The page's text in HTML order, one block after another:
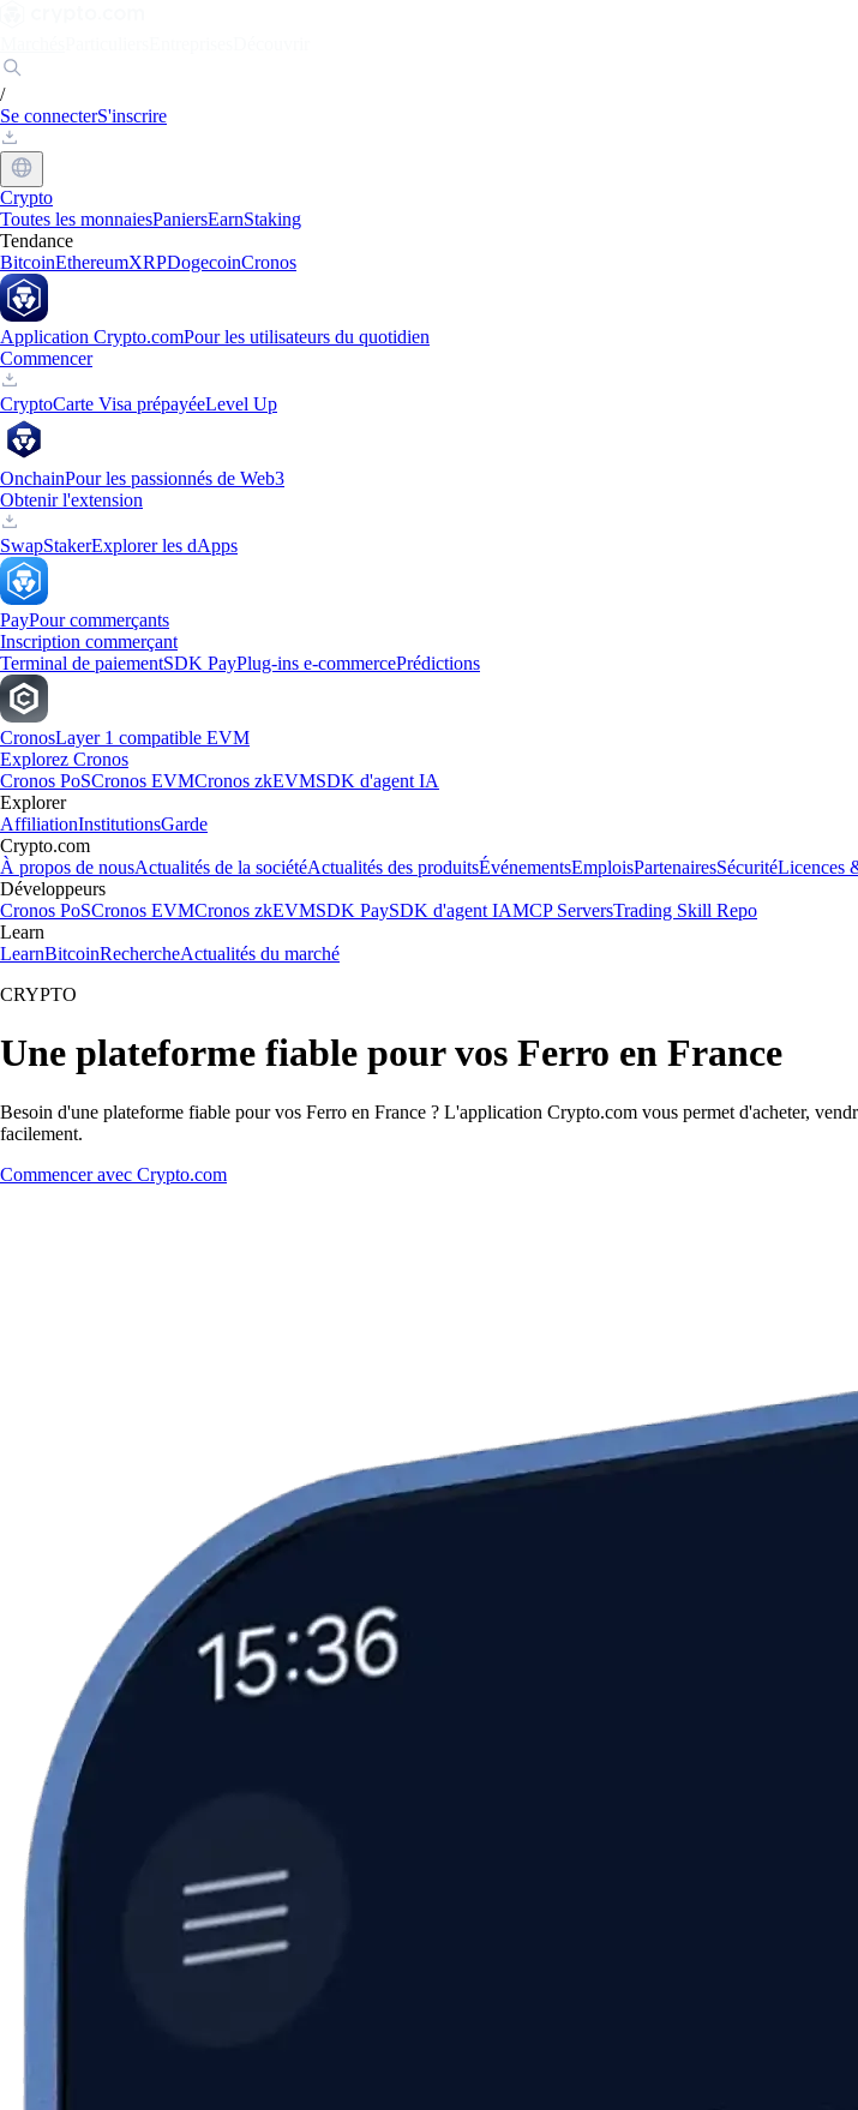
/
Se connecterS'inscrire
Crypto
Toutes les monnaiesPaniersEarnStaking
Tendance
BitcoinEthereumXRPDogecoinCronos
Application Crypto.comPour les utilisateurs du quotidien
Commencer
CryptoCarte Visa prépayéeLevel Up
OnchainPour les passionnés de Web3
Obtenir l'extension
SwapStakerExplorer les dApps
PayPour commerçants
Inscription commerçant
Terminal de paiementSDK PayPlug-ins e-commercePrédictions
CronosLayer 1 compatible EVM
Explorez Cronos
Cronos PoSCronos EVMCronos zkEVMSDK d'agent IA
Explorer
AffiliationInstitutionsGarde
Crypto.com
À propos de nousActualités de la sociétéActualités des produitsÉvénementsEmploisPartenairesSécuritéLicences
Développeurs
Cronos PoSCronos EVMCronos zkEVMSDK PaySDK d'agent IAMCP ServersTrading Skill Repo
Learn
LearnBitcoinRechercheActualités du marché
CRYPTO
Une plateforme fiable pour vos Ferro en France
Besoin d'une plateforme fiable pour vos Ferro en France ? L'application Crypto.com vous permet d'acheter,
facilement.
Commencer avec Crypto.com